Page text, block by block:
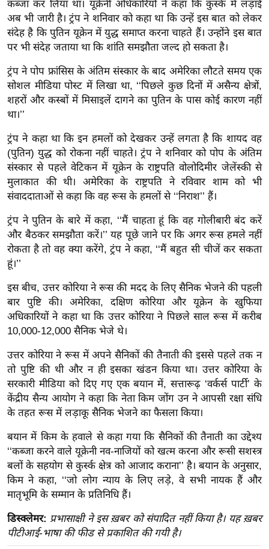
ल
श
ख्सि
य
त
यं
ग
इं
डि
या
सा
हि
त्य
ज
ग
त
टो
व
र्ल्ड
ज
ब्री
फ
म
रं
ज
न
ज
ग
त
बॉ
कब्जा कर लिया था। यूक्रेनी अधिकारियों ने कहा कि कुर्स्क में लड़ाई
अब भी जारी है। ट्रंप ने शनिवार को कहा था कि उन्हें इस बात को लेकर
संदेह है कि पुतिन यूक्रेन में युद्ध समाप्त करना चाहते हैं। उन्होंने इस बात
पर भी संदेह जताया था कि शांति समझौता जल्द हो सकता है।
ट्रंप ने पोप फ्रांसिस के अंतिम संस्कार के बाद अमेरिका लौटते समय एक
सोशल मीडिया पोस्ट में लिखा था, ‘‘पिछले कुछ दिनों में असैन्य क्षेत्रों,
शहरों और कस्बों में मिसाइलें दागने का पुतिन के पास कोई कारण नहीं
था।’’
ट्रंप ने कहा था कि इन हमलों को देखकर उन्हें लगता है कि शायद वह
(पुतिन) युद्ध को रोकना नहीं चाहते। ट्रंप ने शनिवार को पोप के अंतिम
संस्कार से पहले वेटिकन में यूक्रेन के राष्ट्रपति वोलोदिमीर जेलेंस्की से
मुलाकात की थी। अमेरिका के राष्ट्रपति ने रविवार शाम को भी
संवाददाताओं से कहा कि वह रूस के हमलों से ‘‘निराश’’ हैं।
ट्रंप ने पुतिन के बारे में कहा, ‘‘मैं चाहता हूं कि वह गोलीबारी बंद करें
और बैठकर समझौता करें।’’ यह पूछे जाने पर कि अगर रूस हमले नहीं
रोकता है तो वह क्या करेंगे, ट्रंप ने कहा, ‘‘मैं बहुत सी चीजें कर सकता
हूं।’’
इस बीच, उत्तर कोरिया ने रूस की मदद के लिए सैनिक भेजने की पहली
बार पुष्टि की। अमेरिका, दक्षिण कोरिया और यूक्रेन के खुफिया
अधिकारियों ने कहा था कि उत्तर कोरिया ने पिछले साल रूस में करीब
10,000-12,000 सैनिक भेजे थे।
उत्तर कोरिया ने रूस में अपने सैनिकों की तैनाती की इससे पहले तक न
तो पुष्टि की थी और न ही इसका खंडन किया था। उत्तर कोरिया के
सरकारी मीडिया को दिए गए एक बयान में, सत्तारूढ़ ‘वर्कर्स पार्टी’ के
केंद्रीय सैन्य आयोग ने कहा कि नेता किम जोंग उन ने आपसी रक्षा संधि
के तहत रूस में लड़ाकू सैनिक भेजने का फैसला किया।
बयान में किम के हवाले से कहा गया कि सैनिकों की तैनाती का उद्देश्य
‘‘कब्जा करने वाले यूक्रेनी नव-नाजियों को खत्म करना और रूसी सशस्त्र
बलों के सहयोग से कुर्स्क क्षेत्र को आजाद कराना’’ है। बयान के अनुसार,
किम ने कहा, ‘‘जो लोग न्याय के लिए लड़े, वे सभी नायक हैं और
मातृभूमि के सम्मान के प्रतिनिधि हैं।
डिस्क्लेमर: प्रभासाक्षी ने इस ख़बर को संपादित नहीं किया है। यह ख़बर
पीटीआई-भाषा की फीड से प्रकाशित की गयी है।